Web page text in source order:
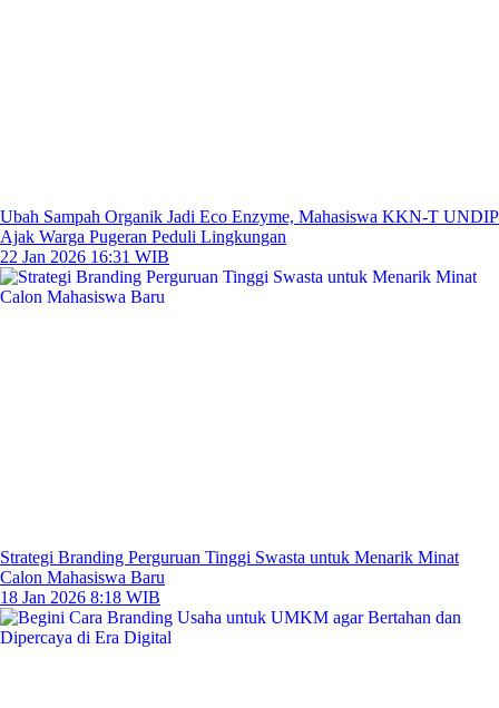
Ubah Sampah Organik Jadi Eco Enzyme, Mahasiswa KKN-T UNDIP
Ajak Warga Pugeran Peduli Lingkungan
22 Jan 2026 16:31 WIB
Strategi Branding Perguruan Tinggi Swasta untuk Menarik Minat
Calon Mahasiswa Baru
18 Jan 2026 8:18 WIB